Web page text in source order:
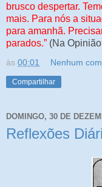
brusco despertar.
mais. Para nós a
para amanhã.
parados.” (Na
às 00:01 Nenhum
Compartilhar
DOMINGO, 30 DE
Reflexões